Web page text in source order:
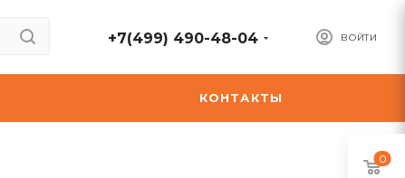
ВОЙТИ
+7(499) 490-48-04
КОНТАКТЫ
0